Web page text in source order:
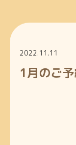
2022.11.11
1月のご